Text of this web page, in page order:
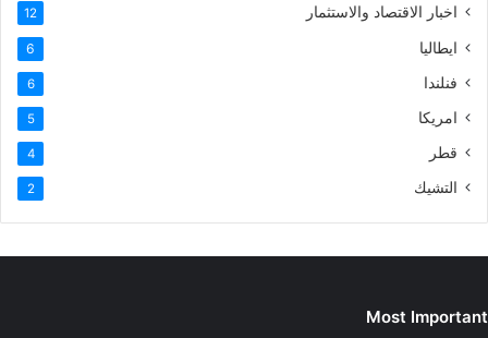
اخبار الاقتصاد والاستثمار 12
ايطاليا 6
فنلندا 6
امريكا 5
قطر 4
التشيك 2
Most Important